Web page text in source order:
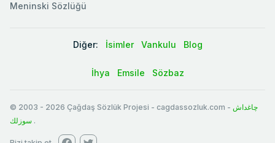
Meninski Sözlüğü
Diğer: İsimler Vankulu Blog
İhya Emsile Sözbaz
© 2003 - 2026 Çağdaş Sözlük Projesi - cagdassozluk.com - چاغداش
سوزلك .